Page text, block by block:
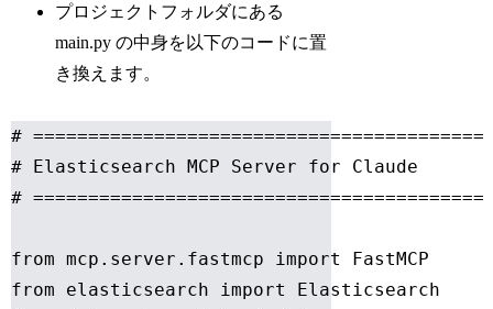
プロジェクトフォルダにある
main.py の中身を以下のコードに置
き換えます。
# =========================================
# Elasticsearch MCP Server for Claude
# =========================================
from mcp.server.fastmcp import FastMCP
from elasticsearch import Elasticsearch